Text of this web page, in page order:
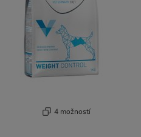
4 možností